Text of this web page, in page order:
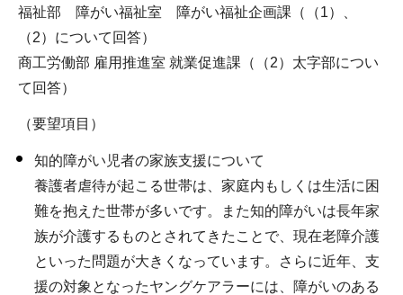
福祉部 障がい福祉室 障がい福祉企画課（（1）、
（2）について回答）
商工労働部 雇用推進室 就業促進課（（2）太字部につい
て回答）
（要望項目）
知的障がい児者の家族支援について
養護者虐待が起こる世帯は、家庭内もしくは生活に困
難を抱えた世帯が多いです。また知的障がいは長年家
族が介護するものとされてきたことで、現在老障介護
といった問題が大きくなっています。さらに近年、支
援の対象となったヤングケアラーには、障がいのある